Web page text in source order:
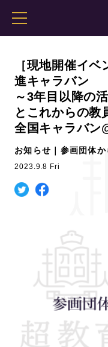
［現地開催イ
進キャラバン
～3年目以降の
とこれからの教
全国キャラバン
お知らせ｜参画団体
2023.9.8 Fri